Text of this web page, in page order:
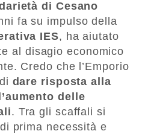
di Cesano
fa su impulso della
IES, ha aiutato
al disagio economico
Credo che l’Emporio
dare risposta alla
delle
. Tra gli scaffali si
prima necessità e